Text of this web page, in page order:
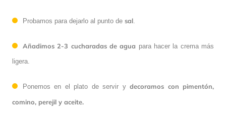
Probamos para dejarlo al punto de sal.
Añadimos 2-3 cucharadas de agua para hacer la crema más
ligera.
Ponemos en el plato de servir ydecoramos con pimentón,
comino, perejil y aceite.